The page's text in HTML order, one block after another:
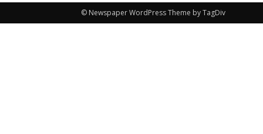
© Newspaper WordPress Theme by TagDiv